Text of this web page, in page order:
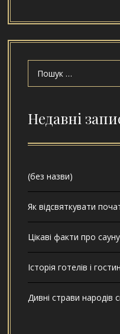
Недавні
(без назви)
Як відсвяткувати
Цікаві факти про
Історія готелів і
Дивні страви народів